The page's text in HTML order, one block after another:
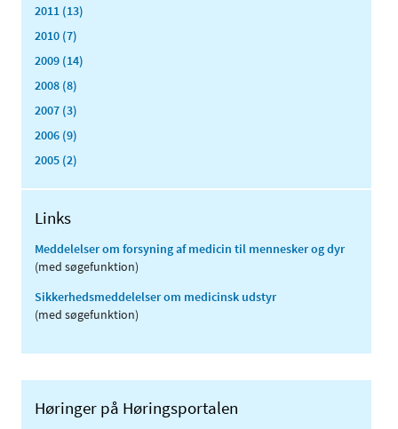
2011 (13)
2010 (7)
2009 (14)
2008 (8)
2007 (3)
2006 (9)
2005 (2)
Links
Meddelelser om forsyning af medicin til mennesker og dyr
(med søgefunktion)
Sikkerhedsmeddelelser om medicinsk udstyr
(med søgefunktion)
Høringer på Høringsportalen